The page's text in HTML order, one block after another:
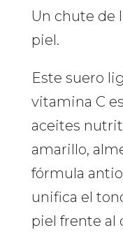
Serum
bynoe
quantity
Un chute de
piel.
Este suero
vitamina C
aceites
amarillo,
fórmula
unifica el
piel frente al